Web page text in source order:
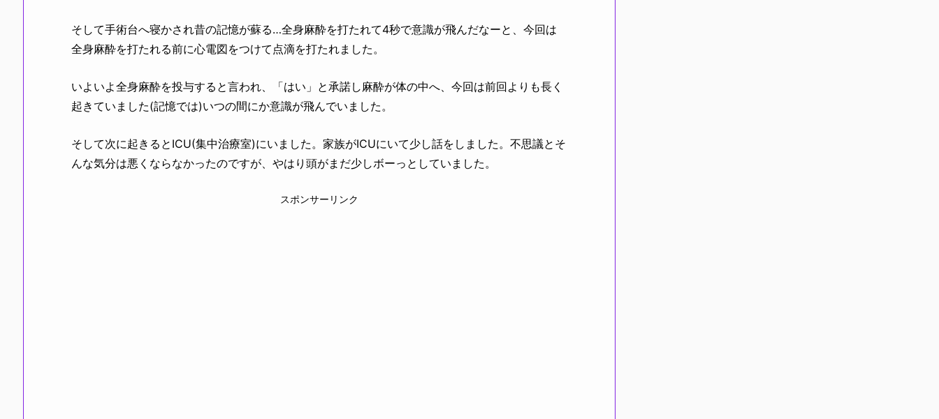
そして手術台へ寝かされ昔の記憶が蘇る…全身麻酔を打たれて4秒で意識が飛んだなーと、今回は
全身麻酔を打たれる前に心電図をつけて点滴を打たれました。
いよいよ全身麻酔を投与すると言われ、「はい」と承諾し麻酔が体の中へ、今回は前回よりも長く
起きていました(記憶では)いつの間にか意識が飛んでいました。
そして次に起きるとICU(集中治療室)にいました。家族がICUにいて少し話をしました。不思議とそ
んな気分は悪くならなかったのですが、やはり頭がまだ少しボーっとしていました。
スポンサーリンク